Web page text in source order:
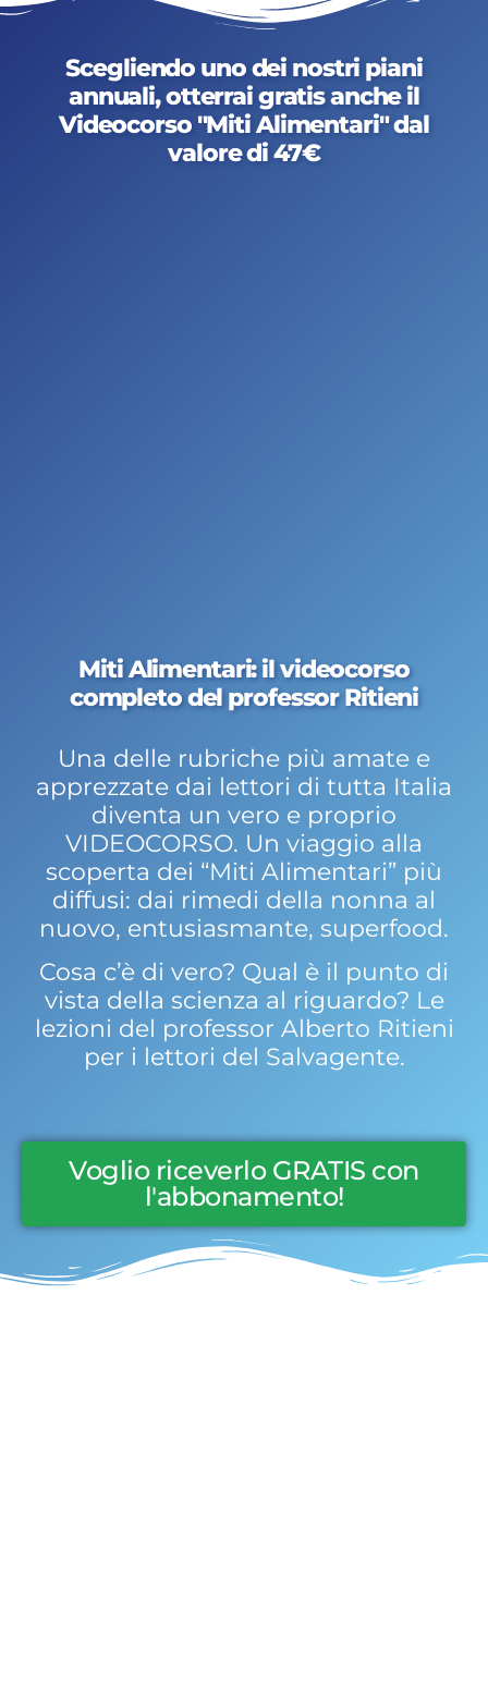
Scegliendo uno dei nostri piani
annuali, otterrai gratis anche il
Videocorso "Miti Alimentari" dal
valore di 47€
Miti Alimentari: il videocorso
completo del professor Ritieni
Una delle rubriche più amate e
apprezzate dai lettori di tutta Italia
diventa un vero e proprio
VIDEOCORSO. Un viaggio alla
scoperta dei “Miti Alimentari” più
diffusi: dai rimedi della nonna al
nuovo, entusiasmante, superfood.
Cosa c’è di vero? Qual è il punto di
vista della scienza al riguardo? Le
lezioni del professor Alberto Ritieni
per i lettori del Salvagente.
Voglio riceverlo GRATIS con
l'abbonamento!